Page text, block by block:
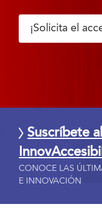
¡Solicita el
Suscríbete
CONOCE LAS
E INNOVACIÓN